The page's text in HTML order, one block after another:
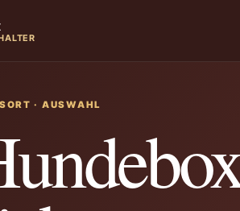
· AUSWAHL